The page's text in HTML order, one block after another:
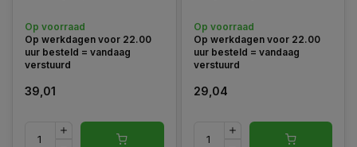
Op voorraad
Op werkdagen voor 22.00
uur besteld = vandaag
verstuurd
39,01
stam, schoon gepolijst bed,
tot vaststelling van slots, met
Prisma kaken voor veilig
spannen van rond materiaal.
Op voorraad
Op werkdagen voor 22.00
uur besteld = vandaag
verstuurd
29,04